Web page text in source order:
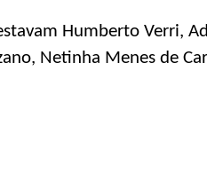
Humberto Verri,
Netinha Menes de